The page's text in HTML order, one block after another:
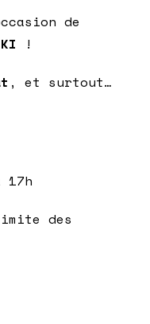
de
!
, et surtout…
des